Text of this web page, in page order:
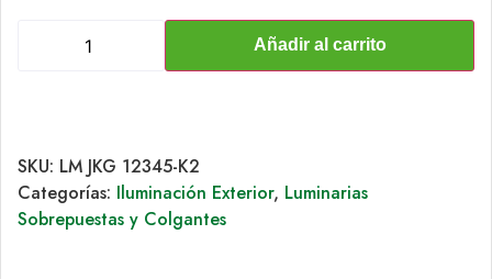
Añadir al carrito
SKU: LM JKG 12345-K2
Categorías: Iluminación Exterior, Luminarias
Sobrepuestas y Colgantes